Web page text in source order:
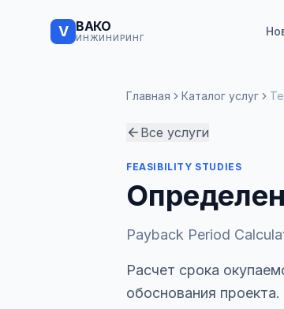
V ВАКО
ИНЖИНИРИНГ
Главная Каталог услуг
Все услуги
FEASIBILITY STUDIES
Payback Period
Расчет срока
обоснования проекта.